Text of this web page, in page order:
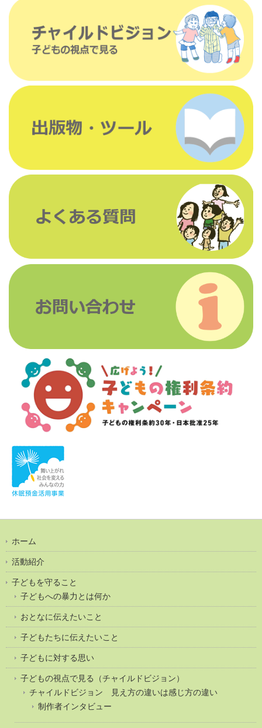
ホーム
活動紹介
子どもを守ること
子どもへの暴力とは何か
おとなに伝えたいこと
子どもたちに伝えたいこと
子どもに対する思い
子どもの視点で見る（チャイルドビジョン）
チャイルドビジョン 見え方の違いは感じ方の違い
制作者インタビュー